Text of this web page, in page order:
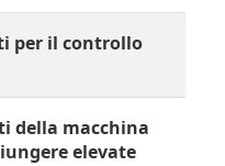
per il controllo
della macchina
elevate